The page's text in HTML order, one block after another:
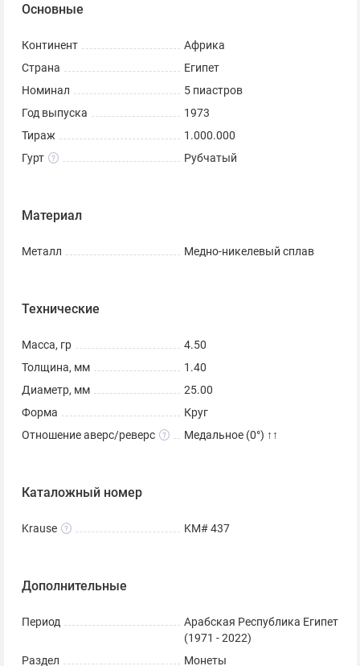
Основные
Континент
Африка
Страна
Египет
Номинал
5 пиастров
Год выпуска
1973
Тираж
1.000.000
Гурт
Рубчатый
Материал
Металл Медно-никелевый сплав
Технические
Масса, гр
4.50
Толщина, мм
1.40
Диаметр, мм
25.00
Форма
Круг
Отношение аверс/реверс
Медальное (0°) ↑↑
Каталожный номер
Krause KM# 437
Дополнительные
Период
Арабская Республика Египет
(1971 - 2022)
Раздел
Монеты